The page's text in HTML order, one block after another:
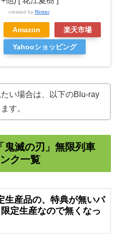
created by Rinker
Amazon 楽天市場
Yahooショッピング
い場合は、以下のBlu-ray
す。
鬼滅の刃」無限列車
ク一覧
生産品の、特典が無いバ
定生産なので無くなっ